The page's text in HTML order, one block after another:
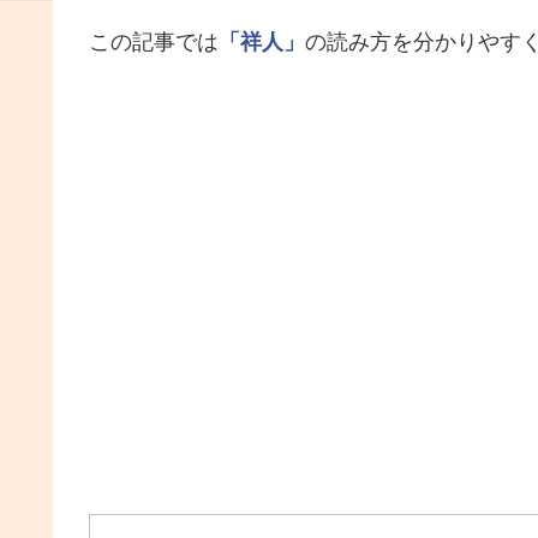
この記事では 「祥人」 の読み方を分かりやす